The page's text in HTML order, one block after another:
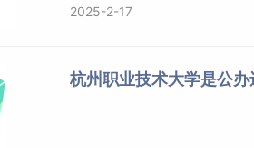
2025-2-17
杭州职业技术大学是公办